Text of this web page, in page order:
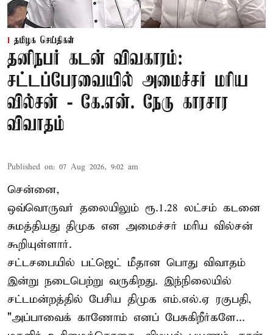
தமிழக செய்திகள்
தனிநபர் கடன் விவகாரம்:
சட்டப்பேரவையில் அமைச்சர் மரிய
வில்சன் - கே.என். நேரு காரசார
விவாதம்
Published on: 07 Aug 2026, 9:02 am
சென்னை,
ஒவ்வொருவர் தலையிலும் ரூ.1.28 லட்சம் கடனை
சுமத்தியது திமுக என அமைச்சர் மரிய வில்சன்
கூறியுள்ளார்.
சட்டசபையில் பட்ஜெட் மீதான பொது விவாதம்
இன்று நடைபெற்று வருகிறது. இந்நிலையில்
சட்டமன்றத்தில் பேசிய திமுக எம்.எல்.ஏ ரகுபதி,
"அப்பாவைக் காணோம் எனப் பேசுகிறீர்களே...